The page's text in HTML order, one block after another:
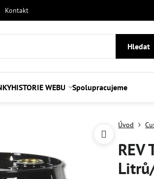
Kontakt
Hledat
HISTORIE WEBU Spolupracujeme
Úvod
REV